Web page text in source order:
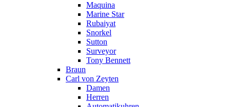
Maquina
Marine Star
Rubaiyat
Snorkel
Sutton
Surveyor
Tony Bennett
Braun
Carl von Zeyten
Damen
Herren